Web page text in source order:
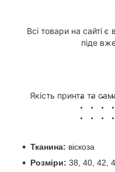
Всі товари на сайті
піде
Якість принта та
Тканина: віскоза
Розміри: 38, 40, 42,